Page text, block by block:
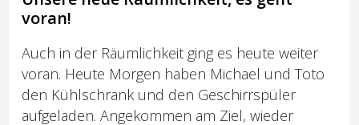
voran!
Auch in der Räumlichkeit ging es heute weiter
voran. Heute Morgen haben Michael und Toto
den Kühlschrank und den Geschirrspüler
aufgeladen. Angekommen am Ziel, wieder